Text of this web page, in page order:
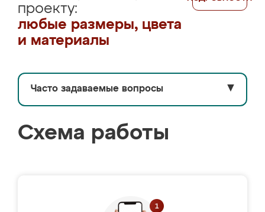
проекту:
любые размеры, цвета
и материалы
Часто задаваемые вопросы ▼
Схема работы